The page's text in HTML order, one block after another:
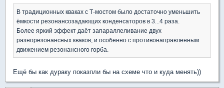
В традиционных кваках с Т-мостом было достаточно уменьшить
ёмкости резонансозадающих конденсаторов в 3...4 раза.
Более яркий эффект даёт запараллеливание двух
разнорезонансных кваков, и особенно с противонаправленным
движением резонансного горба.
Ещё бы как дураку показпли бы на схеме что и куда менять))